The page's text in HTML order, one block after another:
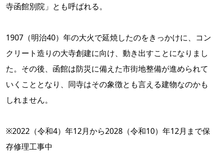
寺函館別院」とも呼ばれる。
1907（明治40）年の大火で延焼したのをきっかけに、コン
クリート造りの大寺創建に向け、動き出すことになりまし
た。その後、函館は防災に備えた市街地整備が進められて
いくこととなり、同寺はその象徴とも言える建物なのかも
しれません。
※2022（令和4）年12月から2028（令和10）年12月まで保
存修理工事中